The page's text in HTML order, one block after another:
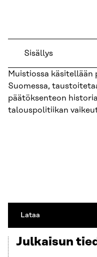
Sisällys
Muistiossa
Suomessa,
päätöksenteon
talouspolitiikan
Lataa
Julkaisun